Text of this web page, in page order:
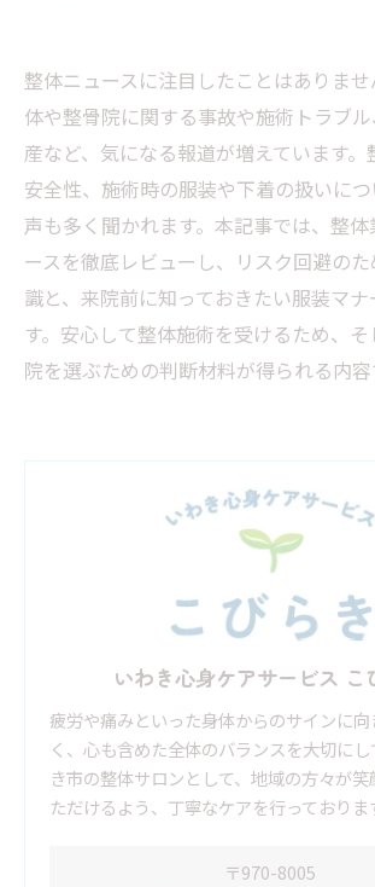
整体ニュースに注目したことはありま
体や整骨院に関する事故や施術トラブ
産など、気になる報道が増えています。
安全性、施術時の服装や下着の扱いに
声も多く聞かれます。本記事では、整
ースを徹底レビューし、リスク回避の
識と、来院前に知っておきたい服装マ
す。安心して整体施術を受けるため、
院を選ぶための判断材料が得られる内容
いわき心身ケアサービス こ
疲労や痛みといった身体からのサインに
く、心も含めた全体のバランスを大切に
き市の整体サロンとして、地域の方々が
ただけるよう、丁寧なケアを行っておりま
〒970-8005